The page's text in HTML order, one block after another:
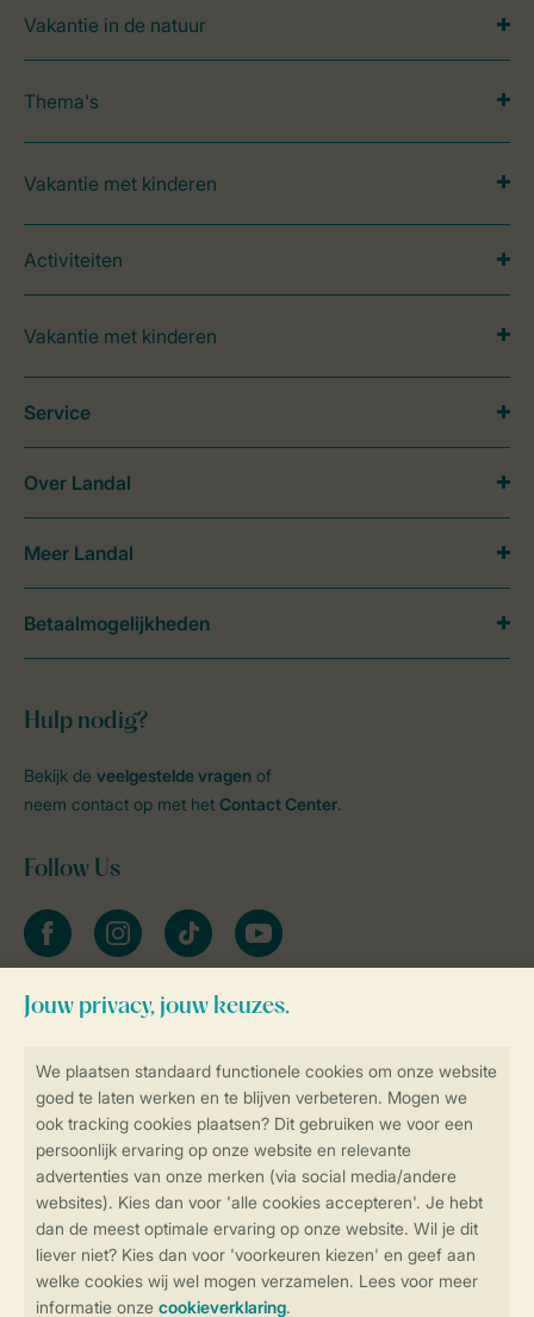
Controle over jouw gegevens &
Veilig en snel online boeken
Veilige gegevensoverdracht
Veilige betaling
Vakantie in de natuur
Thema's
Vakantie met kinderen
Activiteiten
Vakantie met kinderen
Hulp nodig?
Bekijk de veelgestelde vragen of
neem contact op met het Contact Center.
Follow Us
facebookinstagramtiktok youtube
Blijf op de hoogte
Service
Over Landal
Meer Landal
Betaalmogelijkheden